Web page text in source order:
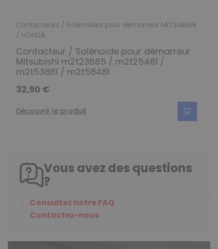
Contacteurs / Solénoïdes pour démarreur MITSUBISHI
/ HONDA
Contacteur / Solénoïde pour démarreur
Mitsubishi m2t23685 / m2t25481 /
m2t53881 / m2t58481
32,90 €
Découvrir le produit
Vous avez des questions
?
Consultez notre FAQ
Contactez-nous